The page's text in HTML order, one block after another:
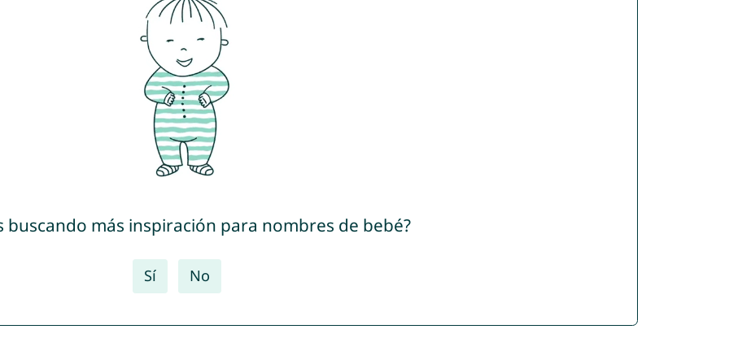
buscando más inspiración para nombres de bebé?
Sí No